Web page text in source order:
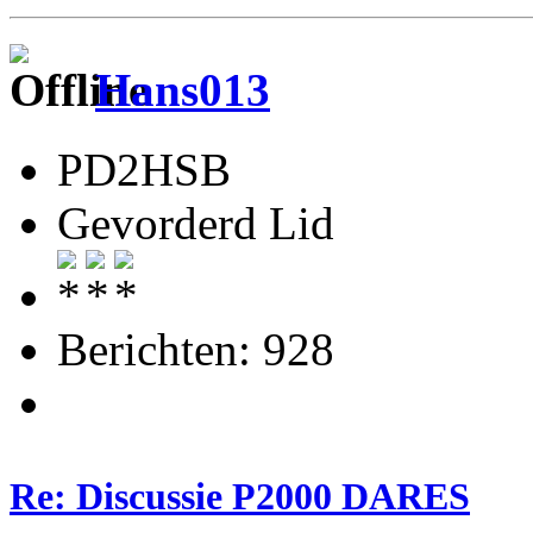
Hans013
PD2HSB
Gevorderd Lid
Berichten: 928
Re: Discussie P2000 DARES